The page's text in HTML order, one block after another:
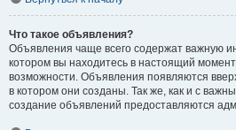
Что такое объявления?
Объявления чаще всего содержат важную
котором вы находитесь в настоящий
возможности. Объявления появляются
в котором они созданы. Так же, как и с
создание объявлений предоставляются